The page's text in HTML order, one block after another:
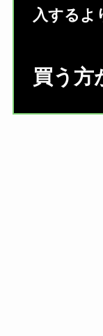
入するよ
買う方